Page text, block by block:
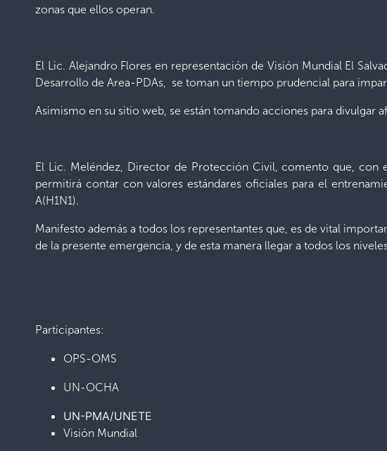
zonas que ellos operan.
El Lic. Alejandro Flores en representación de Visión Mundial El
Desarrollo de Area-PDAs, se toman un tiempo prudencial para
Asimismo en su sitio web, se están tomando acciones para
El Lic. Meléndez, Director de Protección Civil, comento que, con
permitirá contar con valores estándares oficiales para el
A(H1N1).
Manifesto además a todos los representantes que, es de vital
de la presente emergencia, y de esta manera llegar a todos los
Participantes:
OPS-OMS
UN-OCHA
UN-PMA/UNETE
Visión Mundial